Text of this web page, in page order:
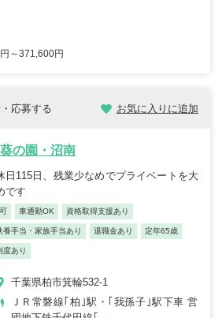
～371,600円
応募する お気に入りに追加
の園・沼南
日115日、残業少なめでプライベートを大
です
車通勤OK 資格取得支援あり
養手当・家族手当あり 退職金あり 定年65歳
度あり
千葉県柏市箕輪532-1
ＪＲ常磐線｢柏｣駅・｢我孫子｣駅下車 営